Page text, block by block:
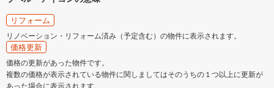
リフォーム
リノベーション・リフォーム済み（予定含む）の物件に表示されます。
価格更新
価格の更新があった物件です。
複数の価格が表示されている物件に関しましてはそのうちの１つ以上に更新が
あった場合に表示されます。